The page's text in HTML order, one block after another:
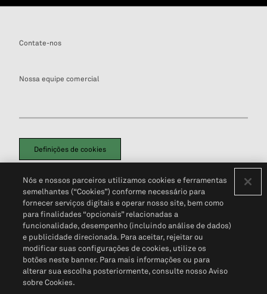
Contate-nos
Nossa equipe comercial
Definições de cookies
Política de PrivacidadePortal de privacidade do cliente (em inglês)
Não Venda Minhas Informações Pessoais© 2026 S&P Global
Nós e nossos parceiros utilizamos cookies e ferramentas
semelhantes (“Cookies”) conforme necessário para
fornecer serviços digitais e operar nosso site, bem como
para finalidades “opcionais” relacionadas a
funcionalidade, desempenho (incluindo análise de dados)
e publicidade direcionada. Para aceitar, rejeitar ou
modificar suas configurações de cookies, utilize os
botões neste banner. Para mais informações ou para
alterar sua escolha posteriormente, consulte nosso Aviso
sobre Cookies.